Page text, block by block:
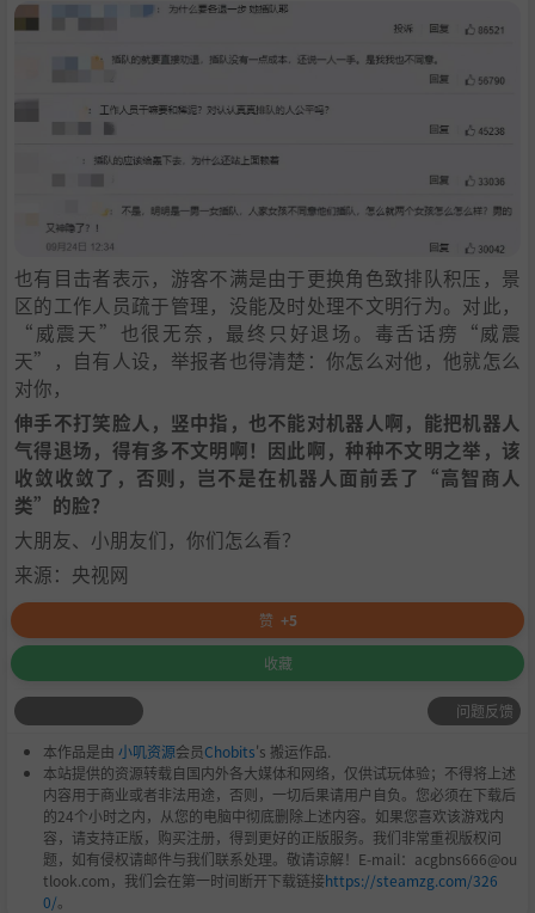
也有目击者表示，游客不满是由于更换角色致排队积压，景
区的工作人员疏于管理，没能及时处理不文明行为。对此，
“威震天”也很无奈，最终只好退场。毒舌话痨“威震
天”，自有人设，举报者也得清楚：你怎么对他，他就怎么
对你，
伸手不打笑脸人，竖中指，也不能对机器人啊，能把机器人
气得退场，得有多不文明啊！因此啊，种种不文明之举，该
收敛收敛了，否则，岂不是在机器人面前丢了“高智商人
类”的脸？
大朋友、小朋友们，你们怎么看？
来源：央视网
赞 +5
收藏
问题反馈
本作品是由 小叽资源会员Chobits's 搬运作品.
本站提供的资源转载自国内外各大媒体和网络，仅供试玩体验；不得将上述
内容用于商业或者非法用途，否则，一切后果请用户自负。您必须在下载后
的24个小时之内，从您的电脑中彻底删除上述内容。如果您喜欢该游戏内
容，请支持正版，购买注册，得到更好的正版服务。我们非常重视版权问
题，如有侵权请邮件与我们联系处理。敬请谅解！E-mail：acgbns666@ou
tlook.com，我们会在第一时间断开下载链接https://steamzg.com/326
0/。